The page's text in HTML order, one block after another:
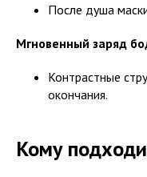
После душа
Мгновенный заряд
Контрастные
окончания.
Кому